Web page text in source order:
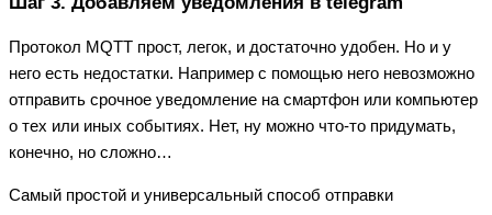
Протокол MQTT прост, легок, и достаточно удобен. Но и у
него есть недостатки. Например с помощью него невозможно
отправить срочное уведомление на смартфон или компьютер
о тех или иных событиях. Нет, ну можно что-то придумать,
конечно, но сложно…
Самый простой и универсальный способ отправки